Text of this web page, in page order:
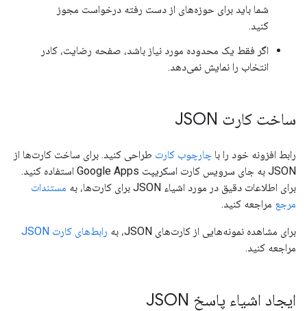
شما باید برای حوزه‌های از دست رفته درخواست مجوز
کنید.
اگر فقط یک محدوده مورد نیاز باشد، صفحه رضایت، کادر
انتخاب را نمایش نمی‌دهد.
ساخت کارت JSON
رابط افزونه خود را با چارچوب کارت طراحی کنید. برای ساخت کارت‌ها از
JSON به جای سرویس کارت اسکریپت Google Apps استفاده کنید.
برای اطلاعات دقیق در مورد اشیاء JSON برای کارت‌ها، به
مستندات
مرجع مراجعه کنید.
برای مشاهده نمونه‌هایی از کارت‌های JSON، به
رابط‌های کارت JSON
مراجعه کنید.
ایجاد اشیاء پاسخ JSON